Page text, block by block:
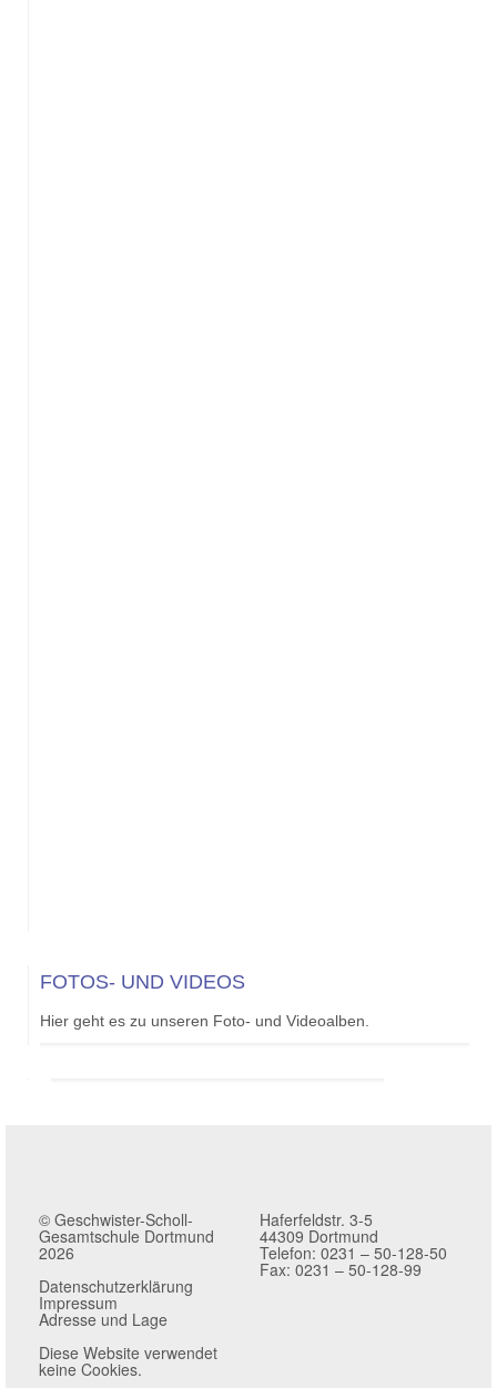
FOTOS- UND VIDEOS
Hier geht es zu unseren Foto- und Videoalben.
© Geschwister-Scholl-
Gesamtschule Dortmund
2026
Datenschutzerklärung
Impressum
Adresse und Lage
Diese Website verwendet
keine Cookies.
Haferfeldstr. 3-5
44309 Dortmund
Telefon: 0231 – 50-128-50
Fax: 0231 – 50-128-99